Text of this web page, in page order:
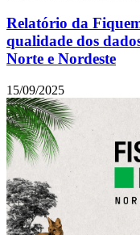
Relatório da
qualidade dos
Norte e Nordeste
15/09/2025